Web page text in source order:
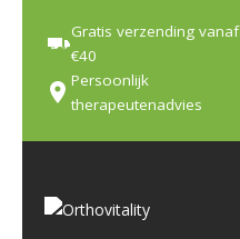
Gratis verzending vanaf
€40
Persoonlijk
therapeutenadvies